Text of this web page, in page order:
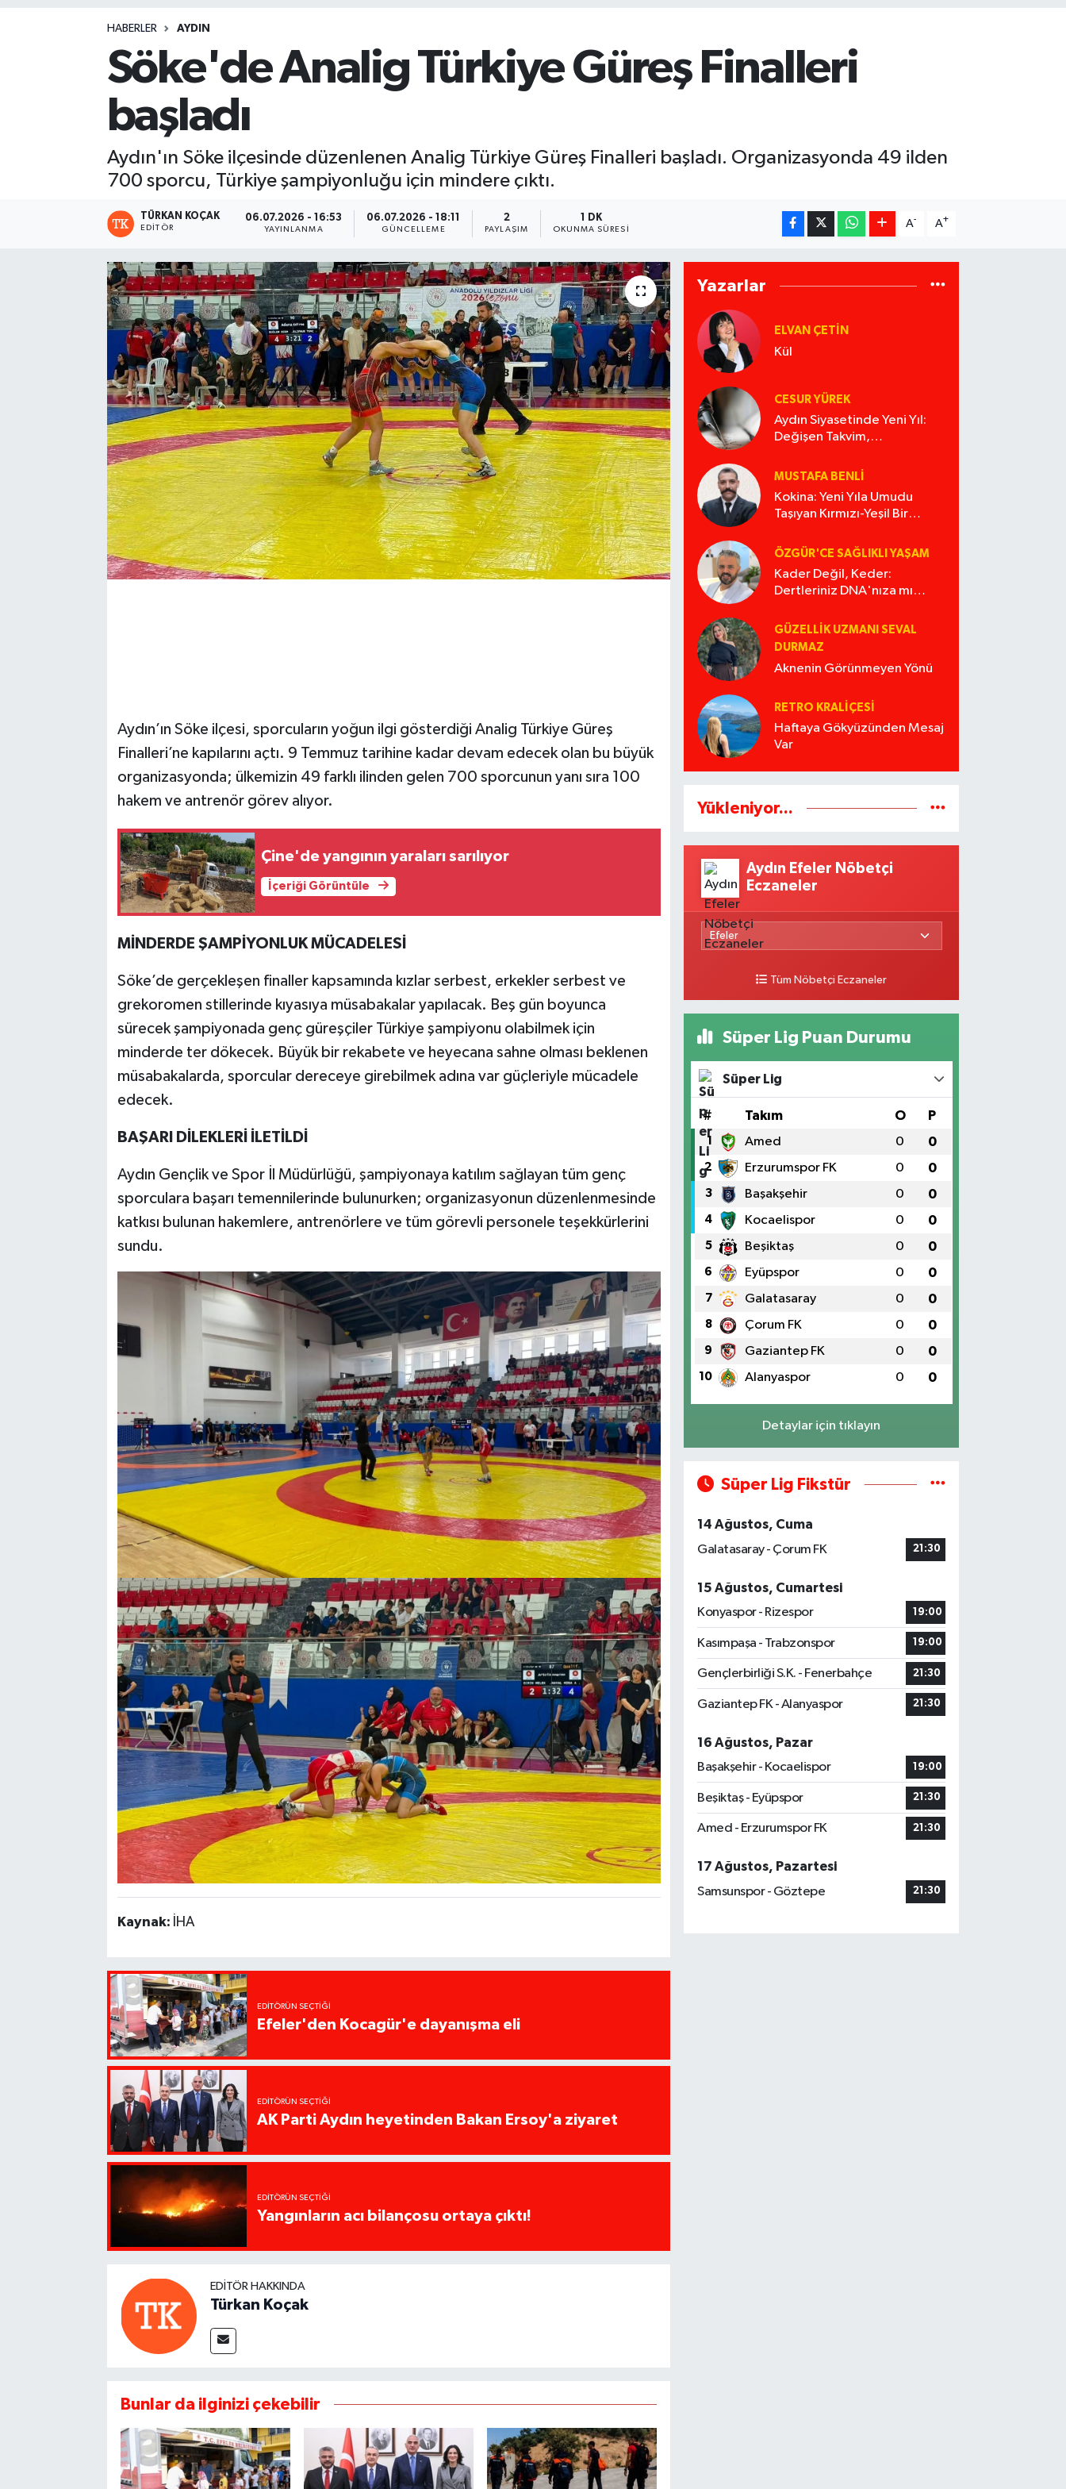
HABERLER AYDIN
Söke'de Analig Türkiye Güreş Finalleri
başladı
Aydın'ın Söke ilçesinde düzenlenen Analig Türkiye Güreş Finalleri başladı. Organizasyonda 49 ilden
700 sporcu, Türkiye şampiyonluğu için mindere çıktı.
TÜRKAN KOÇAK
EDITÖR
06.07.2026 - 16:53
YAYINLANMA
06.07.2026 - 18:11
GÜNCELLEME
2
PAYLAŞIM
1 DK
OKUNMA SÜRESI
A- A+
Aydın’ın Söke ilçesi, sporcuların yoğun ilgi gösterdiği Analig Türkiye Güreş
Finalleri’ne kapılarını açtı. 9 Temmuz tarihine kadar devam edecek olan bu büyük
organizasyonda; ülkemizin 49 farklı ilinden gelen 700 sporcunun yanı sıra 100
hakem ve antrenör görev alıyor.
Çine'de yangının yaraları sarılıyor
İçeriği Görüntüle
MİNDERDE ŞAMPİYONLUK MÜCADELESİ
Söke’de gerçekleşen finaller kapsamında kızlar serbest, erkekler serbest ve
grekoromen stillerinde kıyasıya müsabakalar yapılacak. Beş gün boyunca
sürecek şampiyonada genç güreşçiler Türkiye şampiyonu olabilmek için
minderde ter dökecek. Büyük bir rekabete ve heyecana sahne olması beklenen
müsabakalarda, sporcular dereceye girebilmek adına var güçleriyle mücadele
edecek.
BAŞARI DİLEKLERİ İLETİLDİ
Aydın Gençlik ve Spor İl Müdürlüğü, şampiyonaya katılım sağlayan tüm genç
sporculara başarı temennilerinde bulunurken; organizasyonun düzenlenmesinde
katkısı bulunan hakemlere, antrenörlere ve tüm görevli personele teşekkürlerini
sundu.
Kaynak: İHA
EDITÖRÜN SEÇTIĞI
Efeler'den Kocagür'e dayanışma eli
EDITÖRÜN SEÇTIĞI
AK Parti Aydın heyetinden Bakan Ersoy'a ziyaret
EDITÖRÜN SEÇTIĞI
Yangınların acı bilançosu ortaya çıktı!
EDITÖR HAKKINDA
Türkan Koçak
Bunlar da ilginizi çekebilir
Yazarlar
ELVAN ÇETIN
Kül
CESUR YÜREK
Aydın Siyasetinde Yeni Yıl:
Değişen Takvim,
MUSTAFA BENLI
Kokina: Yeni Yıla Umudu
Taşıyan Kırmızı-Yeşil Bir
ÖZGÜR'CE SAĞLIKLI YAŞAM
Kader Değil, Keder:
Dertleriniz DNA'nıza mı
GÜZELLIK UZMANI SEVAL
DURMAZ
Aknenin Görünmeyen Yönü
RETRO KRALIÇESI
Haftaya Gökyüzünden Mesaj
Var
Yükleniyor...
Aydın Efeler Nöbetçi
Eczaneler
Tüm Nöbetçi Eczaneler
Süper Lig Puan Durumu
Süper Lig
# Takım O P
1 Amed 0 0
2 Erzurumspor FK 0 0
3 Başakşehir 0 0
4 Kocaelispor 0 0
5 Beşiktaş 0 0
6 Eyüpspor 0 0
7 Galatasaray 0 0
8 Çorum FK 0 0
9 Gaziantep FK 0 0
10 Alanyaspor 0 0
Detaylar için tıklayın
Süper Lig Fikstür
14 Ağustos, Cuma
Galatasaray - Çorum FK
21:30
15 Ağustos, Cumartesi
Konyaspor - Rizespor
19:00
Kasımpaşa - Trabzonspor 19:00
Gençlerbirliği S.K. - Fenerbahçe 21:30
Gaziantep FK - Alanyaspor 21:30
16 Ağustos, Pazar
Başakşehir - Kocaelispor
19:00
Beşiktaş - Eyüpspor 21:30
Amed - Erzurumspor FK 21:30
17 Ağustos, Pazartesi
Samsunspor - Göztepe
21:30